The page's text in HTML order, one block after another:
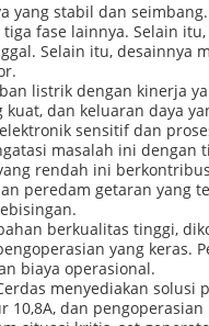
yang stabil dan
fase lainnya. Selain
Selain itu, desainnya
listrik dengan kinerja
dan keluaran daya
sensitif dan
masalah ini dengan
rendah ini
peredam getaran yang
berkualitas tinggi,
yang keras.
biaya operasional.
menyediakan solusi
dan